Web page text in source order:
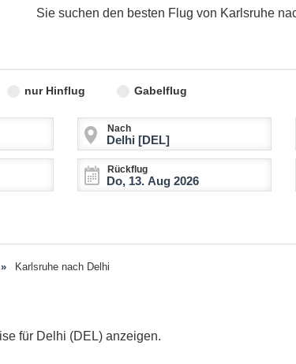
Sie suchen den besten Flug von Karlsruhe
nur Hinflug Gabelflug
Nach
Rückflug
Karlsruhe nach Delhi
für Delhi (DEL) anzeigen.